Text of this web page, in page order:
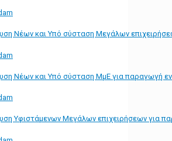
Νέων και Υπό σύσταση Μεγάλων
Νέων και Υπό σύσταση ΜμΕ για παραγωγή
Υφιστάμενων Μεγάλων επιχειρήσεων για